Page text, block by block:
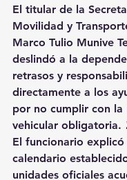
El titular de la
Movilidad y
Marco Tulio Munive
deslindó a la
retrasos y
directamente a los
por no cumplir con la
vehicular
El funcionario
calendario
unidades oficiales